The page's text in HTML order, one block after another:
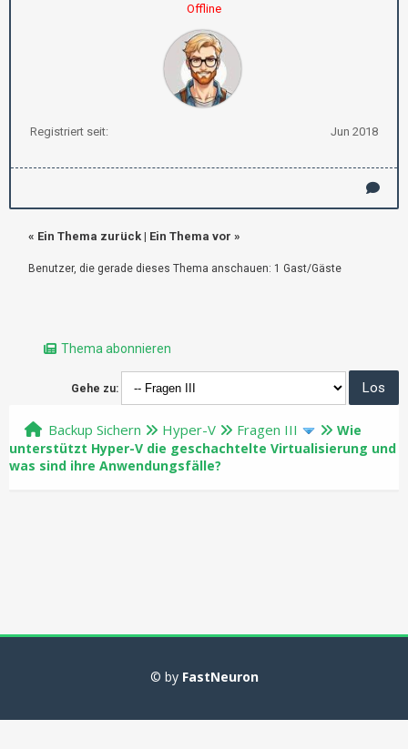
Offline
Registriert seit: Jun 2018
« Ein Thema zurück | Ein Thema vor »
Benutzer, die gerade dieses Thema anschauen: 1 Gast/Gäste
Thema abonnieren
Gehe zu:
Backup Sichern Hyper-V Fragen III
Wie
unterstützt Hyper-V die geschachtelte Virtualisierung und
was sind ihre Anwendungsfälle?
© by FastNeuron